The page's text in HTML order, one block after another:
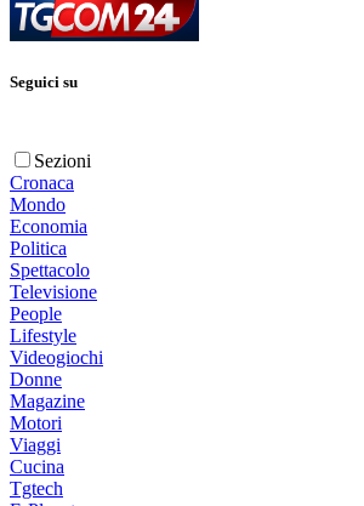
Seguici su
Sezioni
Cronaca
Mondo
Economia
Politica
Spettacolo
Televisione
People
Lifestyle
Videogiochi
Donne
Magazine
Motori
Viaggi
Cucina
Tgtech